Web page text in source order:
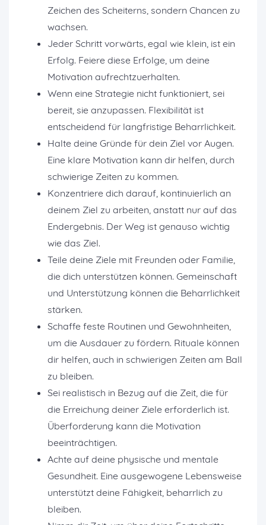
Zeichen des Scheiterns, sondern Chancen zu
wachsen.
Jeder Schritt vorwärts, egal wie klein, ist ein
Erfolg. Feiere diese Erfolge, um deine
Motivation aufrechtzuerhalten.
Wenn eine Strategie nicht funktioniert, sei
bereit, sie anzupassen. Flexibilität ist
entscheidend für langfristige Beharrlichkeit.
Halte deine Gründe für dein Ziel vor Augen.
Eine klare Motivation kann dir helfen, durch
schwierige Zeiten zu kommen.
Konzentriere dich darauf, kontinuierlich an
deinem Ziel zu arbeiten, anstatt nur auf das
Endergebnis. Der Weg ist genauso wichtig
wie das Ziel.
Teile deine Ziele mit Freunden oder Familie,
die dich unterstützen können. Gemeinschaft
und Unterstützung können die Beharrlichkeit
stärken.
Schaffe feste Routinen und Gewohnheiten,
um die Ausdauer zu fördern. Rituale können
dir helfen, auch in schwierigen Zeiten am Ball
zu bleiben.
Sei realistisch in Bezug auf die Zeit, die für
die Erreichung deiner Ziele erforderlich ist.
Überforderung kann die Motivation
beeinträchtigen.
Achte auf deine physische und mentale
Gesundheit. Eine ausgewogene Lebensweise
unterstützt deine Fähigkeit, beharrlich zu
bleiben.